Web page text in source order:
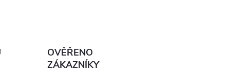
OVĚŘENO
ZÁKAZNÍKY